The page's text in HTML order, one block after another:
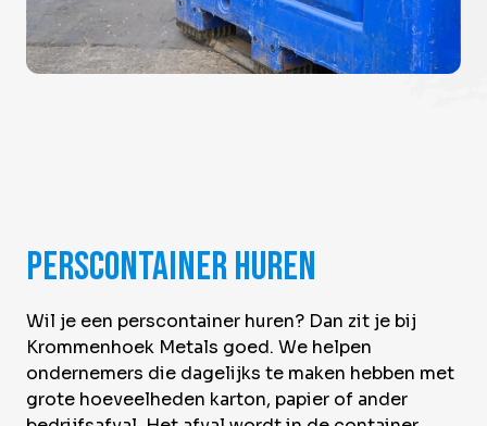
Perscontainer huren
Wil je een perscontainer huren? Dan zit je bij
Krommenhoek Metals goed. We helpen
ondernemers die dagelijks te maken hebben met
grote hoeveelheden karton, papier of ander